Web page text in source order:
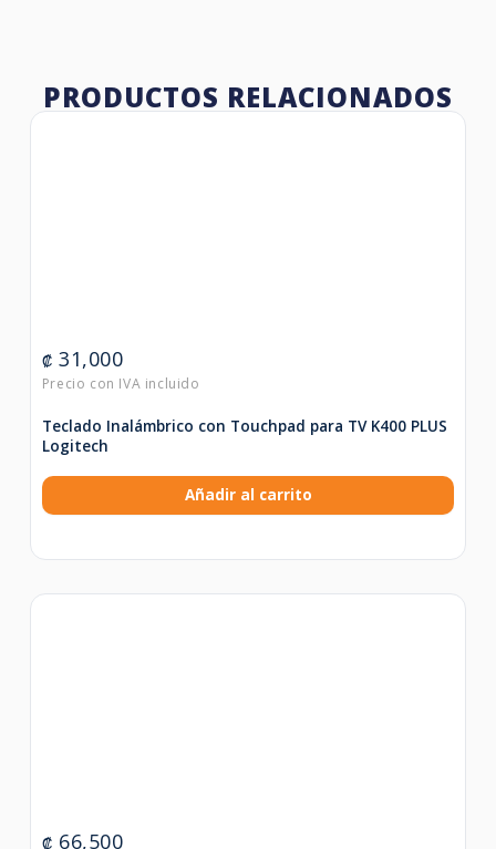
PRODUCTOS RELACIONADOS
₡ 31,000
Teclado Inalámbrico con Touchpad para TV K400 PLUS
Logitech
Añadir al carrito
₡ 66,500